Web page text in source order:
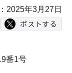
2025年3月27日
番1号